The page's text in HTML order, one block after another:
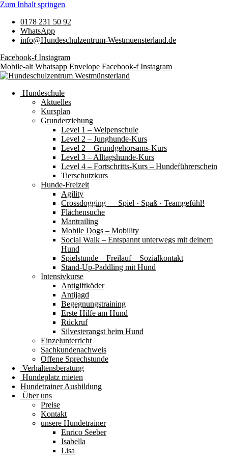
Zum Inhalt springen
0178 231 50 92
WhatsApp
info@Hundeschulzentrum-Westmuensterland.de
Facebook-f Instagram
Mobile-alt Whatsapp Envelope Facebook-f Instagram
Hundeschule
Aktuelles
Kursplan
Grunderziehung
Level 1 – Welpenschule
Level 2 – Junghunde-Kurs
Level 2 – Grundgehorsams-Kurs
Level 3 – Alltagshunde-Kurs
Level 4 – Fortschritts-Kurs – Hundeführerschein
Tierschutzkurs
Hunde-Freizeit
Agility
Crossdogging — Spiel · Spaß · Teamgefühl!
Flächensuche
Mantrailing
Mobile Dogs – Mobility
Social Walk – Entspannt unterwegs mit deinem
Hund
Spielstunde – Freilauf – Sozialkontakt
Stand-Up-Paddling mit Hund
Intensivkurse
Antigiftköder
Antijagd
Begegnungstraining
Erste Hilfe am Hund
Rückruf
Silvesterangst beim Hund
Einzelunterricht
Sachkundenachweis
Offene Sprechstunde
Verhaltensberatung
Hundeplatz mieten
Hundetrainer Ausbildung
Über uns
Preise
Kontakt
unsere Hundetrainer
Enrico Seeber
Isabella
Lisa